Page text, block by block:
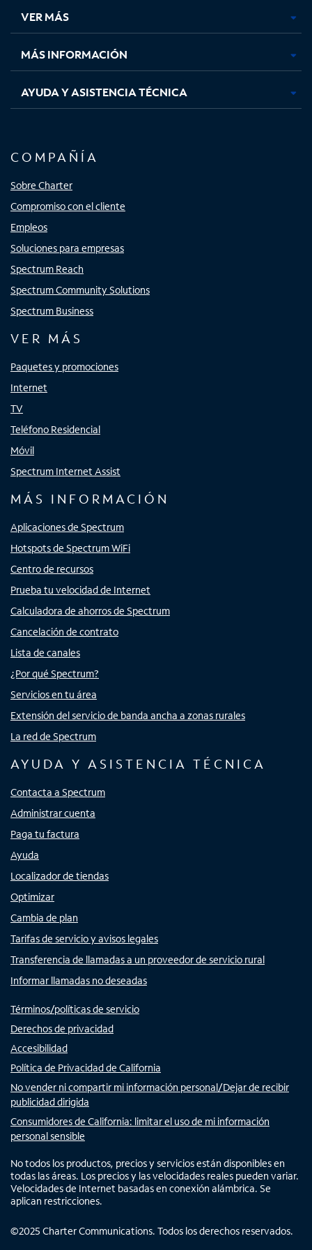
pestaña
nueva
pestaña
nueva
pestaña
nuevanueva
VER MÁS
MÁS INFORMACIÓN
AYUDA Y ASISTENCIA TÉCNICA
COMPAÑÍA
Sobre Charter
Compromiso con el cliente
Empleos
Soluciones para empresas
Spectrum Reach
Spectrum Community Solutions
Spectrum Business
VER MÁS
Paquetes y promociones
Internet
TV
Teléfono Residencial
Móvil
Spectrum Internet Assist
MÁS INFORMACIÓN
Aplicaciones de Spectrum
Hotspots de Spectrum WiFi
Centro de recursos
Prueba tu velocidad de Internet
Calculadora de ahorros de Spectrum
Cancelación de contrato
Lista de canales
¿Por qué Spectrum?
Servicios en tu área
Extensión del servicio de banda ancha a zonas rurales
La red de Spectrum
AYUDA Y ASISTENCIA TÉCNICA
Contacta a Spectrum
Administrar cuenta
Paga tu factura
Ayuda
Localizador de tiendas
Optimizar
Cambia de plan
Tarifas de servicio y avisos legales
Transferencia de llamadas a un proveedor de servicio rural
Informar llamadas no deseadas
Términos/políticas de servicio
Derechos de privacidad
Accesibilidad
Política de Privacidad de California
No vender ni compartir mi información personal/Dejar de recibir
publicidad dirigida
Consumidores de California: limitar el uso de mi información
personal sensible
No todos los productos, precios y servicios están disponibles en
todas las áreas. Los precios y las velocidades reales pueden variar.
Velocidades de Internet basadas en conexión alámbrica. Se
aplican restricciones.
©2025 Charter Communications. Todos los derechos reservados.